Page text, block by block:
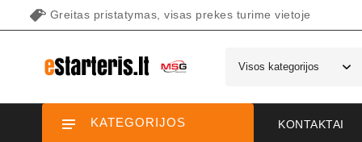
Greitas pristatymas, visas prekes turime vietoje
KONTAKTAI
KATEGORIJOS